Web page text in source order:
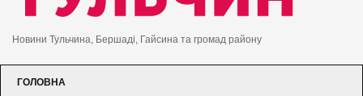
Новини Тульчина, Бершаді, Гайсина та громад району
ГОЛОВНА